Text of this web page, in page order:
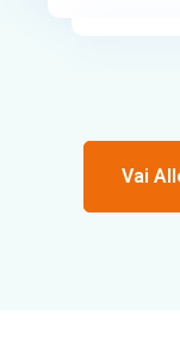
Vai